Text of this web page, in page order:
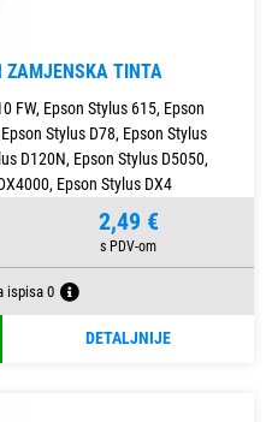
ZAMJENSKA TINTA
FW, Epson Stylus 615, Epson
Stylus D78, Epson Stylus
D120N, Epson Stylus D5050,
Epson Stylus DX4
2,49 €
ispisa 0
DETALJNIJE